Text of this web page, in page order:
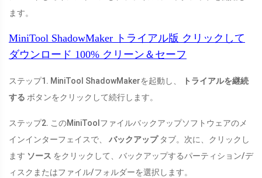
ます。
MiniTool ShadowMaker トライアル版 クリックして
ダウンロード 100% クリーン＆セーフ
ステップ1. MiniTool ShadowMakerを起動し、
トライアルを継続
する ボタンをクリックして続行します。
ステップ2. このMiniToolファイルバックアップソフトウェアのメ
インインターフェイスで、 バックアップタブ。次に、クリックし
ます ソース をクリックして、バックアップするパーティション/デ
ィスクまたはファイル/フォルダーを選択します。